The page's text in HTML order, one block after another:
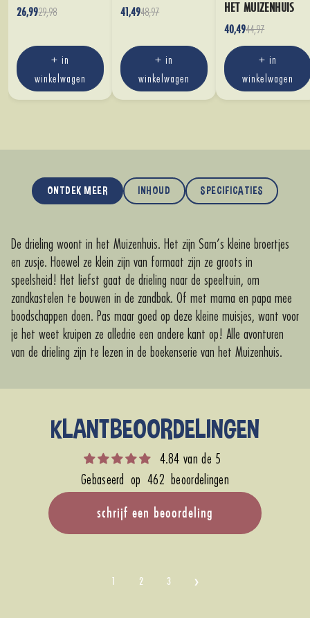
26,9929,98
+ in
winkelwagen
41,4948,97
+ in
winkelwagen
HET MUIZENHUIS
40,4944,97
+ in
winkelwagen
ONTDEK MEER INHOUD SPECIFICATIES
De drieling woont in het Muizenhuis. Het zijn Sam’s kleine broertjes
en zusje. Hoewel ze klein zijn van formaat zijn ze groots in
speelsheid! Het liefst gaat de drieling naar de speeltuin, om
zandkastelen te bouwen in de zandbak. Of met mama en papa mee
boodschappen doen. Pas maar goed op deze kleine muisjes, want voor
je het weet kruipen ze alledrie een andere kant op! Alle avonturen
van de drieling zijn te lezen in de boekenserie van het Muizenhuis.
KLANTBEOORDELINGEN
4.84 van de 5
Gebaseerd op 462 beoordelingen
schrijf een beoordeling
1 2 3